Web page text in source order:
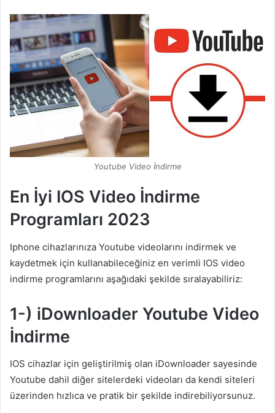
Youtube Video İndirme
En İyi IOS Video İndirme
Programları 2023
Iphone cihazlarınıza Youtube videolarını indirmek ve
kaydetmek için kullanabileceğiniz en verimli IOS video
indirme programlarını aşağıdaki şekilde sıralayabiliriz:
1-) iDownloader Youtube Video
İndirme
IOS cihazlar için geliştirilmiş olan iDownloader sayesinde
Youtube dahil diğer sitelerdeki videoları da kendi siteleri
üzerinden hızlıca ve pratik bir şekilde indirebiliyorsunuz.